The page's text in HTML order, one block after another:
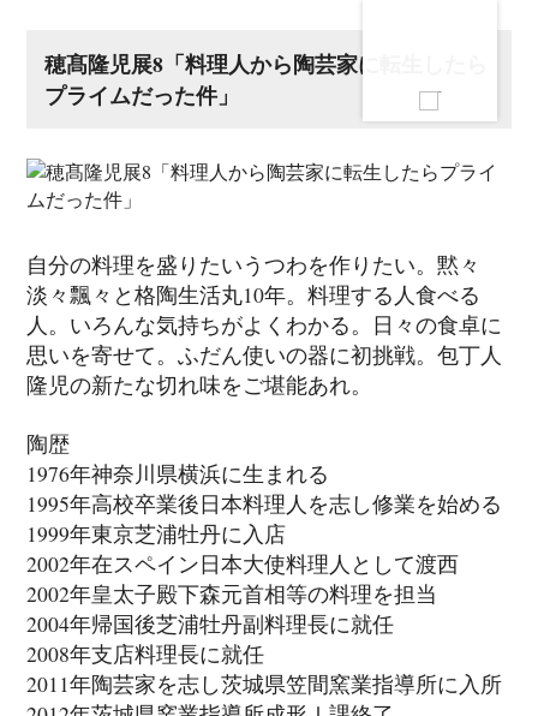
穂髙隆児展8「料理人から陶芸家に転生したら
プライムだった件」
自分の料理を盛りたいうつわを作りたい。黙々
淡々飄々と格陶生活丸10年。料理する人食べる
人。いろんな気持ちがよくわかる。日々の食卓に
思いを寄せて。ふだん使いの器に初挑戦。包丁人
隆児の新たな切れ味をご堪能あれ。
陶歴
1976年神奈川県横浜に生まれる
1995年高校卒業後日本料理人を志し修業を始める
1999年東京芝浦牡丹に入店
2002年在スペイン日本大使料理人として渡西
2002年皇太子殿下森元首相等の料理を担当
2004年帰国後芝浦牡丹副料理長に就任
2008年支店料理長に就任
2011年陶芸家を志し茨城県笠間窯業指導所に入所